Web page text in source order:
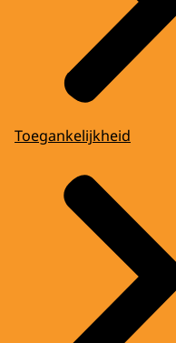
Toegankelijkheid